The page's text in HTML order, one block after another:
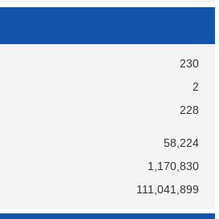
230
2
228
58,224
1,170,830
111,041,899